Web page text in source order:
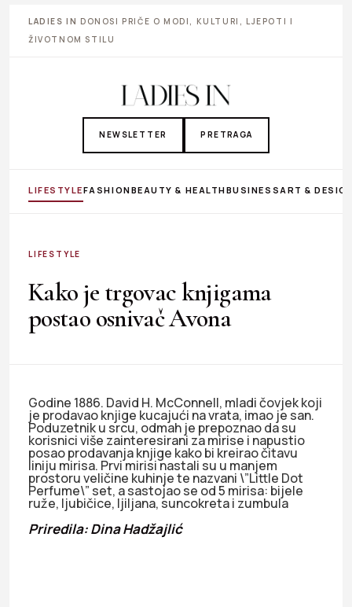
LADIES IN DONOSI PRIČE O MODI, KULTURI, LJEPOTI I
ŽIVOTNOM STILU
NEWSLETTER PRETRAGA
LIFESTYLEFASHIONBEAUTY & HEALTHBUSINESS ART &
LIFESTYLE
Kako je trgovac knjigama
postao osnivač Avona
Godine 1886. David H. McConnell, mladi čovjek koji
je prodavao knjige kucajući na vrata, imao je san.
Poduzetnik u srcu, odmah je prepoznao da su
korisnici više zainteresirani za mirise i napustio
posao prodavanja knjige kako bi kreirao čitavu
liniju mirisa. Prvi mirisi nastali su u manjem
prostoru veličine kuhinje te nazvani \”Little Dot
Perfume\” set, a sastojao se od 5 mirisa: bijele
ruže, ljubičice, ljiljana, suncokreta i zumbula
Priredila: Dina Hadžajlić